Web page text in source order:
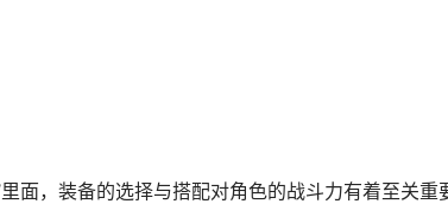
里面，装备的选择与搭配对角色的战斗力有着至关